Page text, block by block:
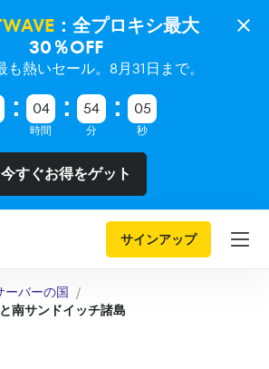
：全プロキシ最大
30％OFF
も熱いセール。8月31日まで。
04
時間
54
分
05
秒
今すぐお得をゲット
サインアップ
ーバーの国
南サンドイッチ諸島